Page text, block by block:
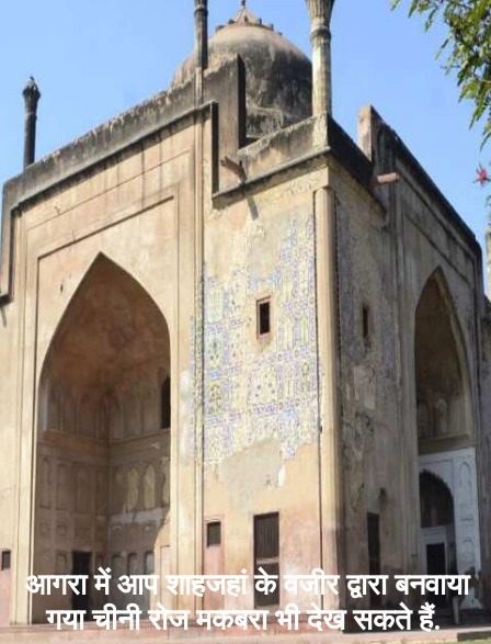
आगरा में आप शाहजहां के वजीर द्वारा बनवाया
गया चीनी रोज मकबरा भी देख सकते हैं.